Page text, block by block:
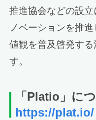
推進協会などの設
ノベーションを推
値観を普及啓発す
す。
「Platio」に
https://plat.io/